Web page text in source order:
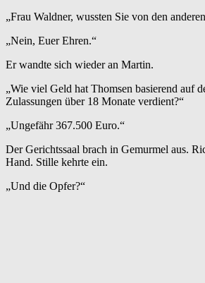
„Frau Waldner, wussten Sie von den
„Nein, Euer Ehren.“
Er wandte sich wieder an Martin.
„Wie viel Geld hat Thomsen basierend auf
Zulassungen über 18 Monate verdient?“
„Ungefähr 367.500 Euro.“
Der Gerichtssaal brach in Gemurmel aus.
Hand. Stille kehrte ein.
„Und die Opfer?“